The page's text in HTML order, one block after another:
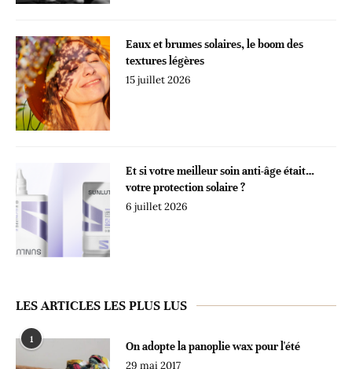
Eaux et brumes solaires, le boom des
textures légères
15 juillet 2026
Et si votre meilleur soin anti-âge était…
votre protection solaire ?
6 juillet 2026
LES ARTICLES LES PLUS LUS
1
On adopte la panoplie wax pour l'été
29 mai 2017